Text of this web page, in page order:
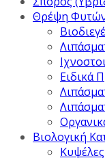
Θρέψη
Ειδικά
Βιολογική